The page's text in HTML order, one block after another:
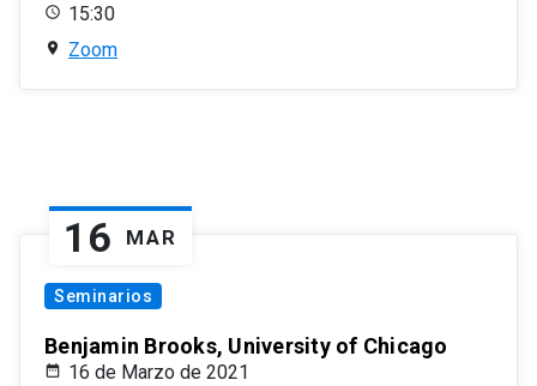
15:30
Zoom
16 MAR
Seminarios
Benjamin Brooks, University of Chicago
16 de Marzo de 2021